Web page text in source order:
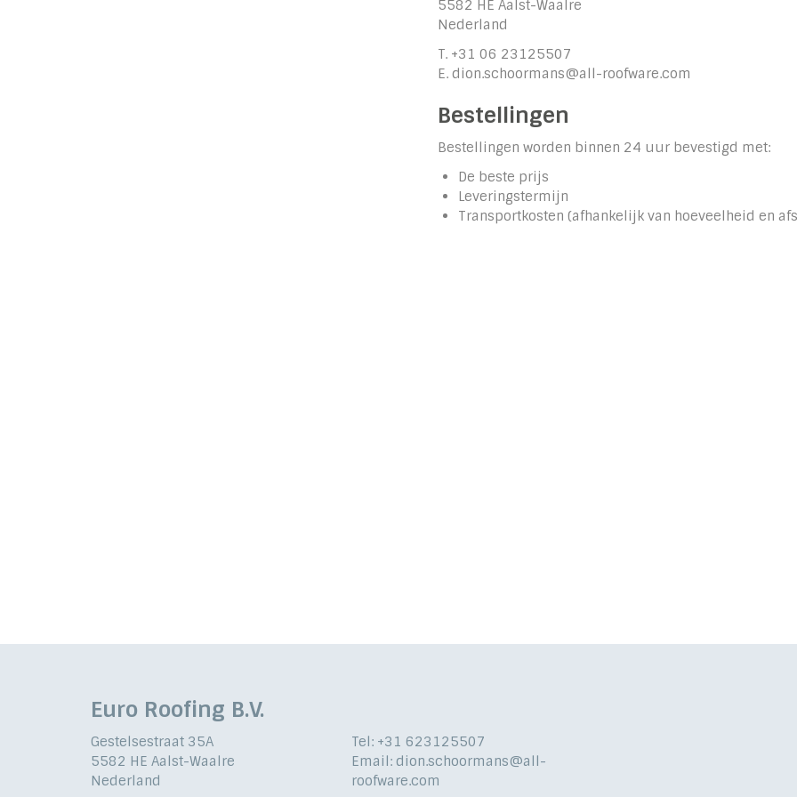
5582 HE Aalst-Waalre
Nederland
T. +31 06 23125507
E. dion.schoormans@all-roofware.com
Bestellingen
Bestellingen worden binnen 24 uur bevestigd met:
De beste prijs
Leveringstermijn
Transportkosten (afhankelijk van hoeveelheid en
Euro Roofing B.V.
Gestelsestraat 35A
5582 HE Aalst-Waalre
Nederland
Tel: +31 623125507
Email: dion.schoormans@all-
roofware.com